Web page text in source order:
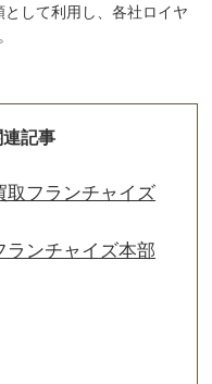
して利用し、各社ロイヤ
連記事
取フランチャイズ
ランチャイズ本部